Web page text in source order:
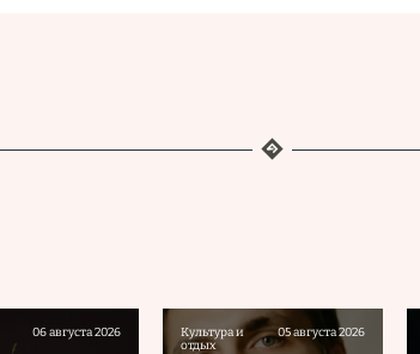
06 августа 2026
Культура и
отдых
05 августа 2026